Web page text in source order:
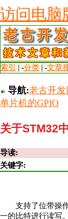
访问电脑
索引 | -分类 | -文章
导航:老古开
单片机的GPIO
关于STM32
导读:
关键字:
支持了位带操作
一的比特进行读写